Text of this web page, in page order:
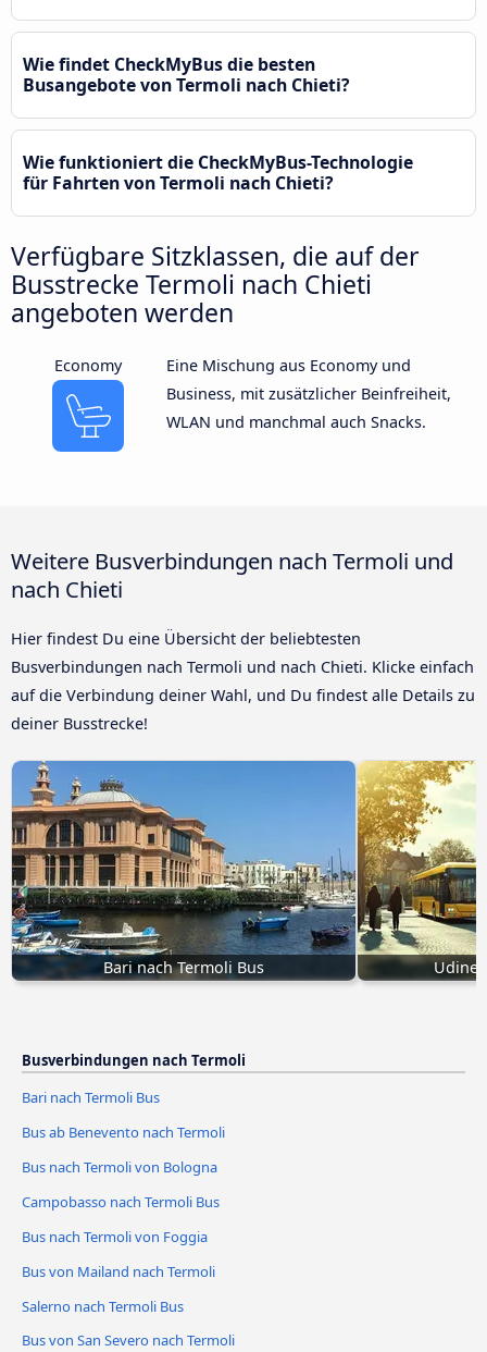
Wie findet CheckMyBus die besten
Busangebote von Termoli nach Chieti?
Wie funktioniert die CheckMyBus-Technologie
für Fahrten von Termoli nach Chieti?
Verfügbare Sitzklassen, die auf der
Busstrecke Termoli nach Chieti
angeboten werden
Economy
Eine Mischung aus Economy und
Business, mit zusätzlicher Beinfreiheit,
WLAN und manchmal auch Snacks.
Weitere Busverbindungen nach Termoli und
nach Chieti
Hier findest Du eine Übersicht der beliebtesten
Busverbindungen nach Termoli und nach Chieti. Klicke einfach
auf die Verbindung deiner Wahl, und Du findest alle Details zu
deiner Busstrecke!
Bari nach Termoli Bus Udine
Busverbindungen nach Termoli
Bari nach Termoli Bus
Bus ab Benevento nach Termoli
Bus nach Termoli von Bologna
Campobasso nach Termoli Bus
Bus nach Termoli von Foggia
Bus von Mailand nach Termoli
Salerno nach Termoli Bus
Bus von San Severo nach Termoli